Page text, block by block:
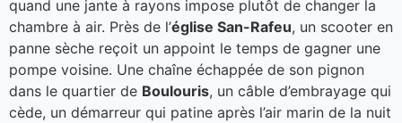
quand une jante à rayons impose plutôt de changer la
chambre à air. Près de l’église San-Rafeu, un scooter en
panne sèche reçoit un appoint le temps de gagner une
pompe voisine. Une chaîne échappée de son pignon
dans le quartier de Boulouris, un câble d’embrayage qui
cède, un démarreur qui patine après l’air marin de la nuit